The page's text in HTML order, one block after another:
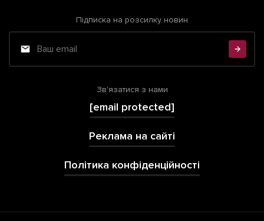
Підписка на розсилку новин
Зв'язатися з нами
[email protected]
Реклама на сайті
Політика конфіденційності